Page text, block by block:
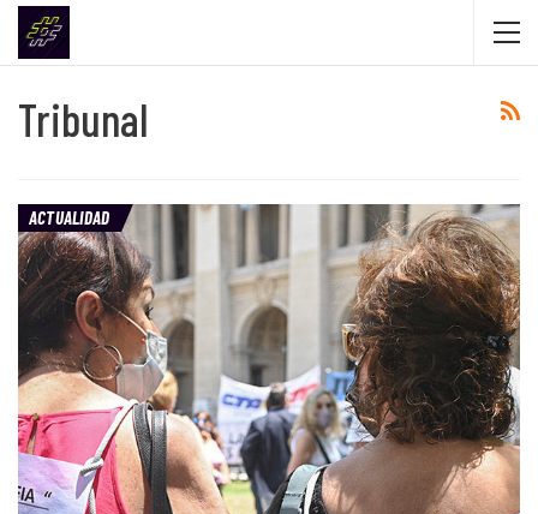
Tribunal
ACTUALIDAD